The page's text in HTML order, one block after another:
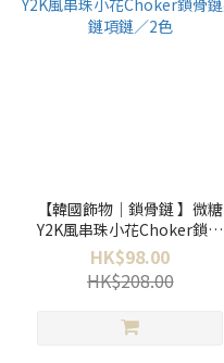
【韓國飾物｜鎖骨鏈 】微糖
Y2K風串珠小花Choker鎖骨
鏈頸鏈項鏈／2色
HK$98.00
HK$208.00